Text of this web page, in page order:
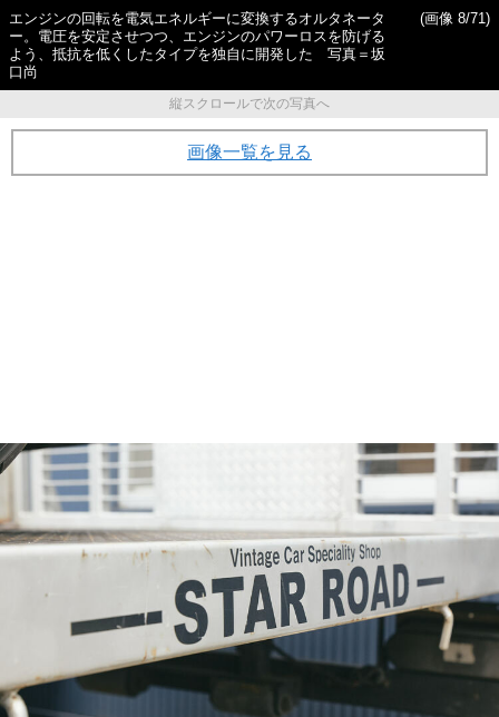
エンジンの回転を電気エネルギーに変換するオルタネータ
ー。電圧を安定させつつ、エンジンのパワーロスを防げる
よう、抵抗を低くしたタイプを独自に開発した 写真＝坂
口尚
(画像 8/71)
縦スクロールで次の写真へ
画像一覧を見る